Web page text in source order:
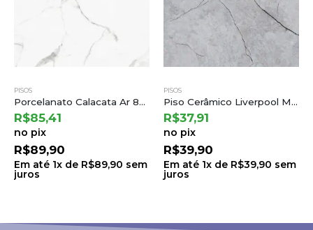
PISOS
Porcelanato Calacata Ar 83002 83×83 a Damme
R$85,41
no pix
R$89,90
Em até 1x de R$89,90 sem
juros
PISOS
Piso Cerâmico Liverpool Matte 75×75 a Cedasa
R$37,91
no pix
R$39,90
Em até 1x de R$39,90 sem
juros